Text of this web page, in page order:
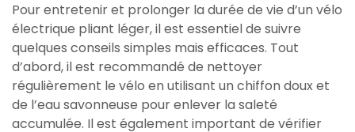
Pour entretenir et prolonger la durée de vie d’un vélo
électrique pliant léger, il est essentiel de suivre
quelques conseils simples mais efficaces. Tout
d’abord, il est recommandé de nettoyer
régulièrement le vélo en utilisant un chiffon doux et
de l’eau savonneuse pour enlever la saleté
accumulée. Il est également important de vérifier